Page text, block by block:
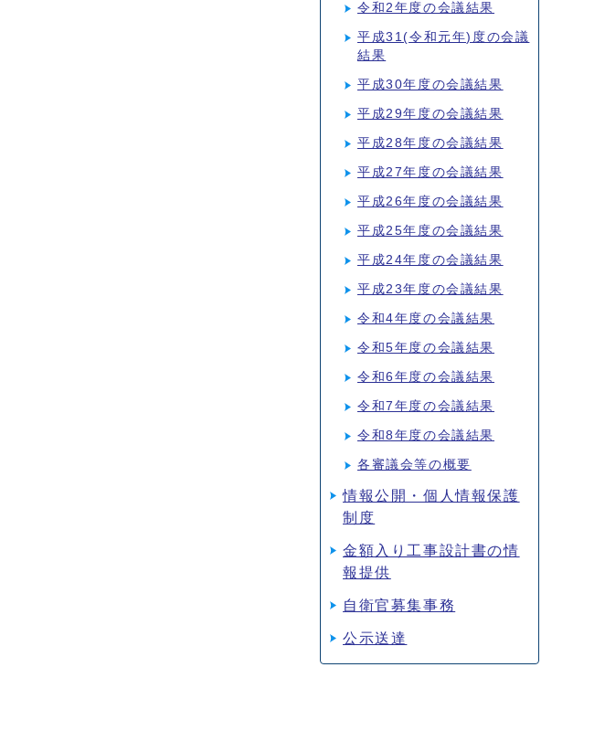
令和2年度の会議結果
平成31(令和元年)度の会議
結果
平成30年度の会議結果
平成29年度の会議結果
平成28年度の会議結果
平成27年度の会議結果
平成26年度の会議結果
平成25年度の会議結果
平成24年度の会議結果
平成23年度の会議結果
令和4年度の会議結果
令和5年度の会議結果
令和6年度の会議結果
令和7年度の会議結果
令和8年度の会議結果
各審議会等の概要
情報公開・個人情報保護
制度
金額入り工事設計書の情
報提供
自衛官募集事務
公示送達